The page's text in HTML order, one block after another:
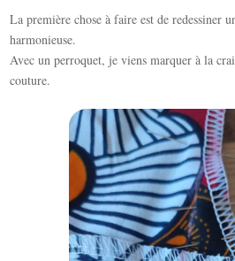
La première chose à faire est de redessiner
harmonieuse.
Avec un perroquet, je viens marquer à la
couture.